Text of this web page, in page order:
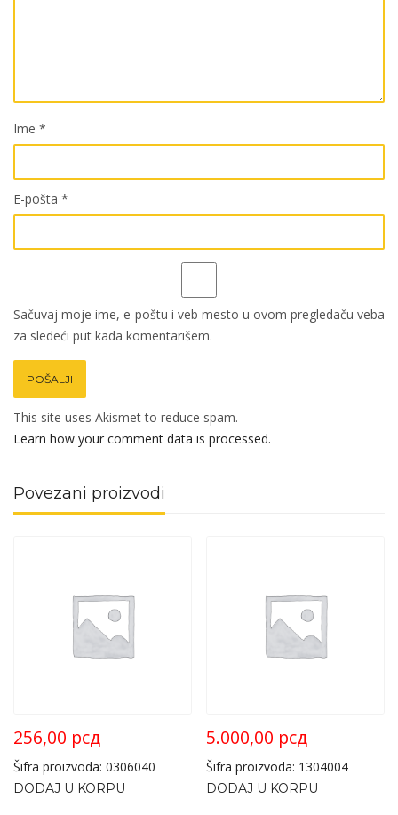
Ime *
E-pošta *
Sačuvaj moje ime, e-poštu i veb mesto u ovom pregledaču veba
za sledeći put kada komentarišem.
This site uses Akismet to reduce spam.
Learn how your comment data is processed.
Povezani proizvodi
256,00 рсд
Šifra proizvoda: 0306040
DODAJ U KORPU
5.000,00 рсд
Šifra proizvoda: 1304004
DODAJ U KORPU